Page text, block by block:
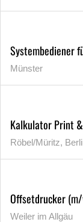
Systembediener
Münster
Kalkulator Print
Röbel/Müritz,
Offsetdrucker
Weiler im Allgäu